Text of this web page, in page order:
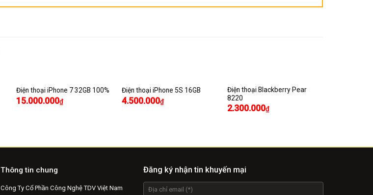
Điện thoại iPhone 7 32GB 100%
15.000.000₫
Điện thoại iPhone 5S 16GB
4.500.000₫
Điện thoại Blackberry Pear
8220
2.300.000₫
Thông tin chung
Công Ty Cổ Phần Công Nghệ TDV Việt Nam
Đăng ký nhận tin khuyến mại